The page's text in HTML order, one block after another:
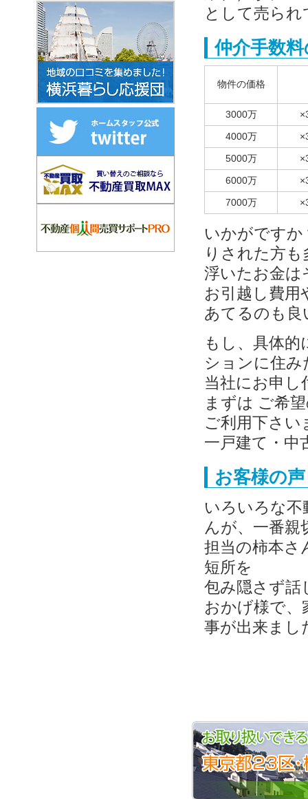
として売ら
仲介手数
物件の価格
3000万
4000万
5000万
6000万
7000万
いかがです
りされた方
浮いたお金は
お引越し費用
あてるのも良
もし、具体
ションに住
当社にお申
まずは ご希
ご利用下さい
一戸建て・中
お客様の
いろいろな
んが、一番親
担当の柿本さ
短所を
包み隠さず話
おかげ様で、
事が出来まし